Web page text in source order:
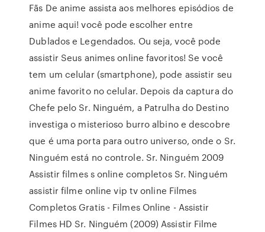
Fãs De anime assista aos melhores episódios de
anime aqui! você pode escolher entre
Dublados e Legendados. Ou seja, você pode
assistir Seus animes online favoritos! Se você
tem um celular (smartphone), pode assistir seu
anime favorito no celular. Depois da captura do
Chefe pelo Sr. Ninguém, a Patrulha do Destino
investiga o misterioso burro albino e descobre
que é uma porta para outro universo, onde o Sr.
Ninguém está no controle. Sr. Ninguém 2009
Assistir filmes s online completos Sr. Ninguém
assistir filme online vip tv online Filmes
Completos Gratis - Filmes Online - Assistir
Filmes HD Sr. Ninguém (2009) Assistir Filme